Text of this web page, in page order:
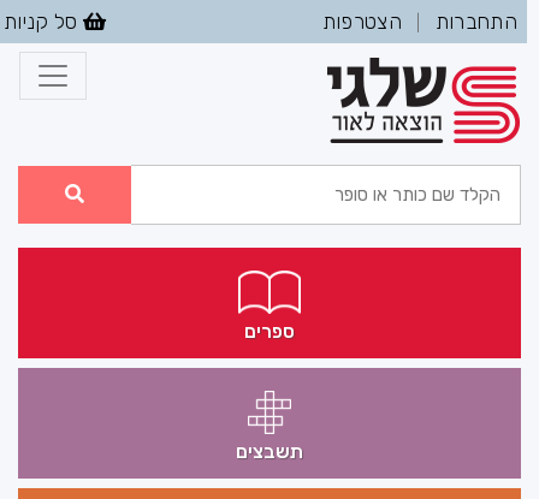
התחברות הצטרפות סל קניות
ספרים
תשבצים